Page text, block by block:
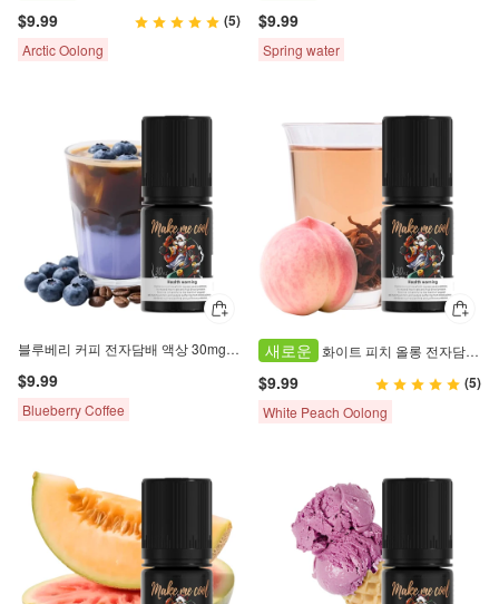
$9.99 (5)
Arctic Oolong
$9.99
Spring water
블루베리 커피 전자담배 액상 30mg 니코틴 염 30ml
$9.99
Blueberry Coffee
새로운 화이트 피치 올롱 전자담배 액상 3% 니코틴 염 30ml
$9.99 (5)
White Peach Oolong